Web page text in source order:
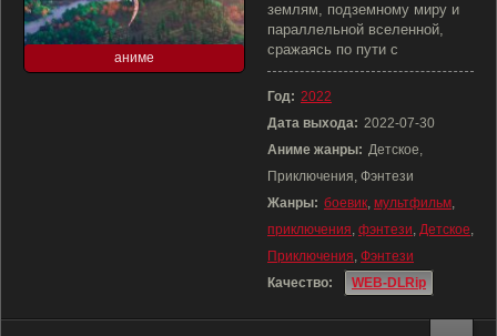
аниме
землям, подземному миру и
параллельной вселенной,
сражаясь по пути с
Год: 2022
Дата выхода: 2022-07-30
Аниме жанры: Детское,
Приключения, Фэнтези
Жанры: боевик, мультфильм,
приключения, фэнтези, Детское,
Приключения, Фэнтези
Качество:
WEB-DLRip